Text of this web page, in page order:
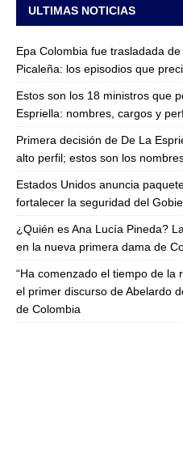
ULTIMAS NOTICIAS
Epa Colombia fue trasladada
Picaleña: los episodios que
Estos son los 18 ministros que
Espriella: nombres, cargos y
Primera decisión de De La
alto perfil; estos son los
Estados Unidos anuncia
fortalecer la seguridad del
¿Quién es Ana Lucía Pineda?
en la nueva primera dama de
“Ha comenzado el tiempo de la
el primer discurso de Abelardo
de Colombia